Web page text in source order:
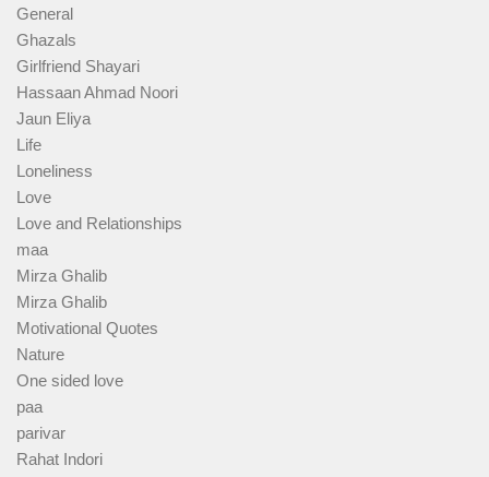
General
Ghazals
Girlfriend Shayari
Hassaan Ahmad Noori
Jaun Eliya
Life
Loneliness
Love
Love and Relationships
maa
Mirza Ghalib
Mirza Ghalib
Motivational Quotes
Nature
One sided love
paa
parivar
Rahat Indori